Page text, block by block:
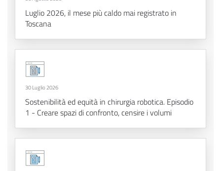
Luglio 2026, il mese più caldo mai registrato in
Toscana
30 Luglio 2026
Sostenibilità ed equità in chirurgia robotica. Episodio
1 - Creare spazi di confronto, censire i volumi